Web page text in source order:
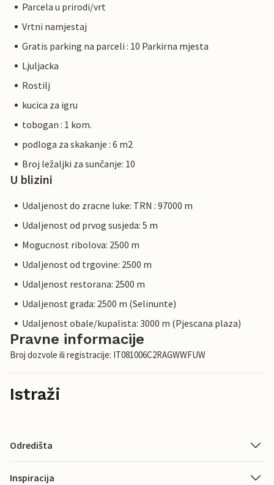
Parcela u prirodi/vrt
Vrtni namjestaj
Gratis parking na parceli : 10 Parkirna mjesta
Ljuljacka
Rostilj
kucica za igru
tobogan : 1 kom.
podloga za skakanje : 6 m2
Broj ležaljki za sunčanje: 10
U blizini
Udaljenost do zracne luke: TRN : 97000 m
Udaljenost od prvog susjeda: 5 m
Mogucnost ribolova: 2500 m
Udaljenost od trgovine: 2500 m
Udaljenost restorana: 2500 m
Udaljenost grada: 2500 m (Selinunte)
Udaljenost obale/kupalista: 3000 m (Pjescana plaza)
Pravne informacije
Broj dozvole ili registracije: IT081006C2RAGWWFUW
Istraži
Odredišta
Inspiracija